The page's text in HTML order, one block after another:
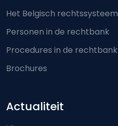
Het Belgisch rechtssysteem
Personen in de rechtbank
Procedures in de rechtbank
Brochures
Actualiteit